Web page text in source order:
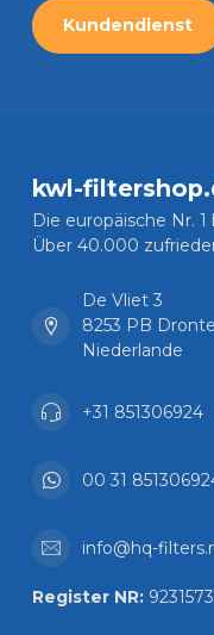
Kundendienst
kwl-
Die europäische Nr.
Über 40.000
De Vliet 3
8253 PB
Niederlande
+31 851306924
00 31
info@hq-
Register NR: